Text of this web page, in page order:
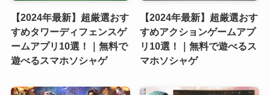
【2024年最新】超厳選おす
すめタワーディフェンスゲ
ームアプリ10選！｜無料で
遊べるスマホソシャゲ
【2024年最新】超厳選おす
すめアクションゲームアプ
リ10選！｜無料で遊べるス
マホソシャゲ